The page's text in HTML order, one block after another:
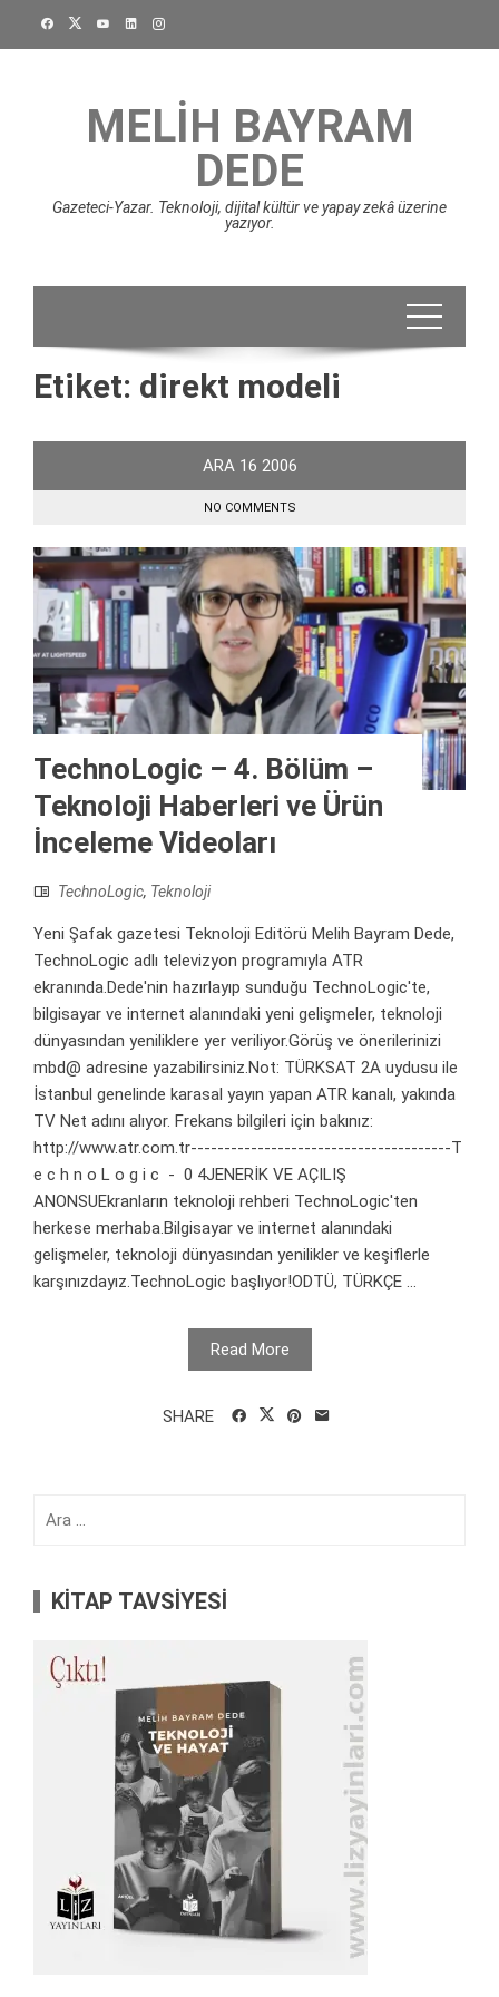
MELIH BAYRAM
DEDE
Gazeteci-Yazar. Teknoloji, dijital kültür ve yapay zekâ üzerine
yazıyor.
Etiket: direkt modeli
ARA 16 2006
NO COMMENTS
TechnoLogic – 4. Bölüm –
Teknoloji Haberleri ve Ürün
İnceleme Videoları
TechnoLogic, Teknoloji
Yeni Şafak gazetesi Teknoloji Editörü Melih Bayram Dede,
TechnoLogic adlı televizyon programıyla ATR
ekranında.Dede'nin hazırlayıp sunduğu TechnoLogic'te,
bilgisayar ve internet alanındaki yeni gelişmeler, teknoloji
dünyasından yeniliklere yer veriliyor.Görüş ve önerilerinizi
mbd@ adresine yazabilirsiniz.Not: TÜRKSAT 2A uydusu ile
İstanbul genelinde karasal yayın yapan ATR kanalı, yakında
TV Net adını alıyor. Frekans bilgileri için bakınız:
http://www.atr.com.tr---------------------------------------T
e c h n o L o g i c - 0 4JENERİK VE AÇILIŞ
ANONSUEkranların teknoloji rehberi TechnoLogic'ten
herkese merhaba.Bilgisayar ve internet alanındaki
gelişmeler, teknoloji dünyasından yenilikler ve keşiflerle
karşınızdayız.TechnoLogic başlıyor!ODTÜ, TÜRKÇE ...
Read More
SHARE
KİTAP TAVSİYESİ